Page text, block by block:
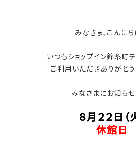
みなさま、こんに
いつもショップイン錦糸町
ご利用いただきありがとう
みなさまにお知らせ
８月２２日（
休館日